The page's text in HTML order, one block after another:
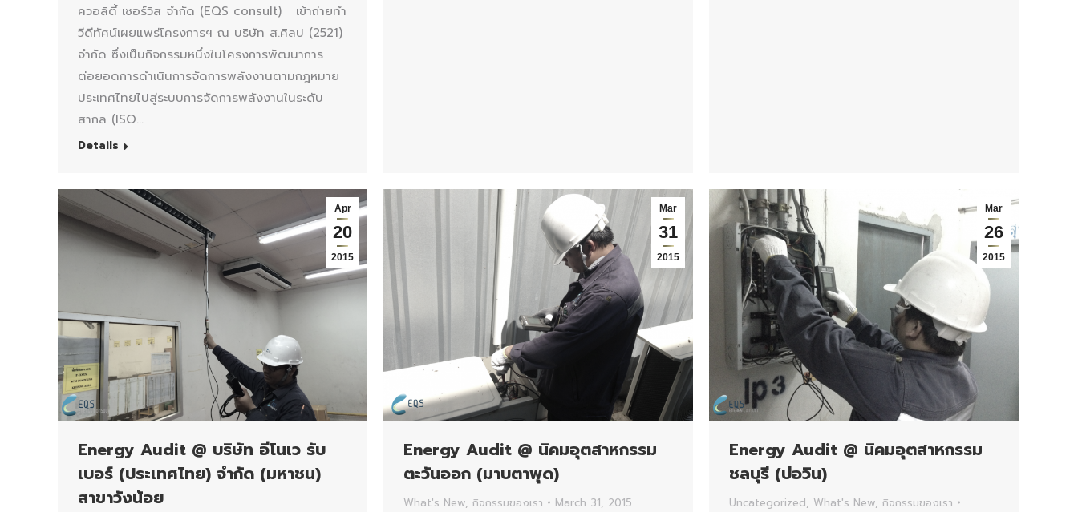
ควอลิตี้ เซอร์วิส จำกัด (EQS consult) เข้าถ่ายทำ
วีดีทัศน์เผยแพร่โครงการฯ ณ บริษัท ส.ศิลป (2521)
จำกัด ซึ่งเป็นกิจกรรมหนึ่งในโครงการพัฒนาการ
ต่อยอดการดำเนินการจัดการพลังงานตามกฎหมาย
ประเทศไทยไปสู่ระบบการจัดการพลังงานในระดับ
สากล (ISO…
Details
Apr
20
2015
Energy Audit @ บริษัท อีโนเว รับ
เบอร์ (ประเทศไทย) จำกัด (มหาชน)
สาขาวังน้อย
Mar
31
2015
Energy Audit @ นิคมอุตสาหกรรม
ตะวันออก (มาบตาพุด)
What's New, กิจกรรมของเรา March 31, 2015
Mar
26
2015
Energy Audit @ นิคมอุตสาหกรรม
ชลบุรี (บ่อวิน)
Uncategorized, What's New, กิจกรรมของเรา